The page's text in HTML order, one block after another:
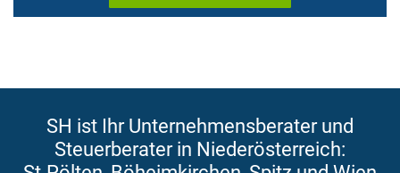
SH ist Ihr Unternehmensberater und
Steuerberater in Niederösterreich: